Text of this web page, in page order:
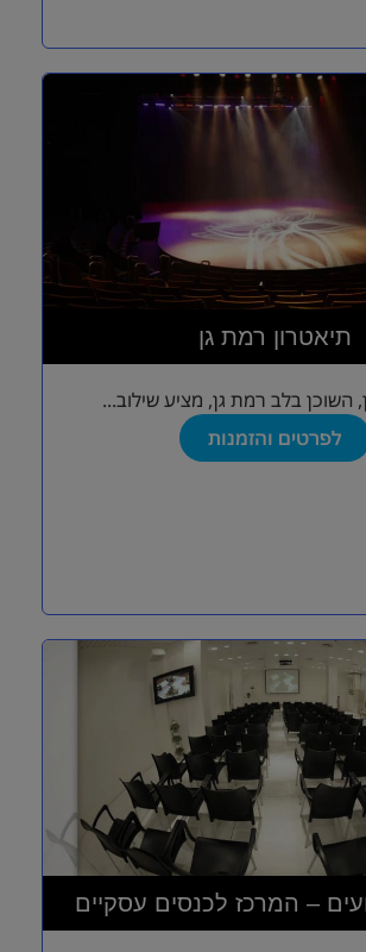
תיאטרון רמת גן
השוכן בלב רמת גן, מציע שילוב...
לפרטים והזמנות
– המרכז לכנסים עסקיים
ואירועי בוטיק